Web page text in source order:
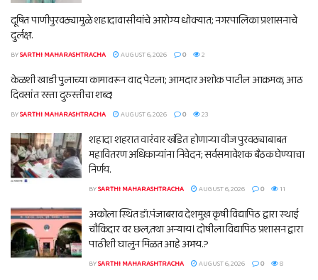
दूषित पाणीपुरवठ्यामुळे शहादावासीयांचे आरोग्य धोक्यात; नगरपालिका प्रशासनाचे
दुर्लक्ष.
BYSARTHI MAHARASHTRACHA AUGUST 6, 2026 0 2
केळशी खाडी पुलाच्या कामावरून वाद पेटला; आमदार अशोक पाटील आक्रमक, आठ
दिवसांत रस्ता दुरुस्तीचा शब्द!
BYSARTHI MAHARASHTRACHA AUGUST 6, 2026 0 23
शहादा शहरात वारंवार खंडित होणाऱ्या वीज पुरवठ्याबाबत
महावितरण अधिकाऱ्यांना निवेदन; सर्वसमावेशक बैठक घेण्याचा
निर्णय.
BYSARTHI MAHARASHTRACHA AUGUST 6, 2026 0 11
अकोला स्थित डॉ.पंजाबराव देशमुख कृषी विद्यापिठ द्वारा स्थाई
चौकिदार वर छल,तथा अन्याय। दोषीला विद्यापिठ प्रशासन द्वारा
पाठीशी घालुन मिळत आहे अभय.?
BYSARTHI MAHARASHTRACHA AUGUST 6, 2026 0 8